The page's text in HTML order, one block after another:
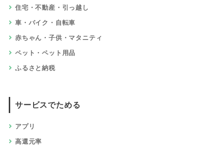
住宅・不動産・引っ越し
車・バイク・自転車
赤ちゃん・子供・マタニティ
ペット・ペット用品
ふるさと納税
サービスでためる
アプリ
高還元率